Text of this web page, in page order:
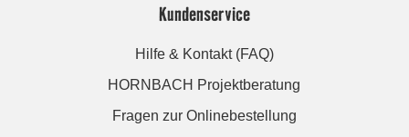
Kundenservice
Hilfe & Kontakt (FAQ)
HORNBACH Projektberatung
Fragen zur Onlinebestellung